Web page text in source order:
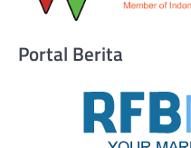
Portal Berita